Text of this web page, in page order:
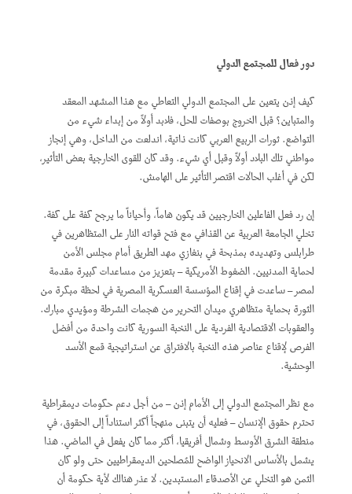
دور فعال للمجتمع الدولي
كيف إذن يتعين على المجتمع الدولي التعاطي مع هذا المشهد المعقد
والمتباين؟ قبل الخروج بوصفات للحل، فلابد أولاً من إبداء شيء من
التواضع. ثورات الربيع العربي كانت ذاتية، اندلعت من الداخل، وهي إنجاز
مواطني تلك البلاد أولاً وقبل أي شيء. وقد كان للقوى الخارجية بعض التأثير،
لكن في أغلب الحالات اقتصر التأثير على الهامش.
إن رد فعل الفاعلين الخارجيين قد يكون هاماً، وأحياناً ما يرجح كفة على كفة.
تخلي الجامعة العربية عن القذافي مع فتح قواته النار على المتظاهرين في
طرابلس وتهديده بمذبحة في بنغازي مهد الطريق أمام مجلس الأمن
لحماية المدنيين. الضغوط الأمريكية – بتعزيز من مساعدات كبيرة مقدمة
لمصر – ساعدت في إقناع المؤسسة العسكرية المصرية في لحظة مبكرة من
الثورة بحماية متظاهري ميدان التحرير من هجمات الشرطة ومؤيدي مبارك.
والعقوبات الاقتصادية الفردية على النخبة السورية كانت واحدة من أفضل
الفرص لإقناع عناصر هذه النخبة بالافتراق عن استراتيجية قمع الأسد
الوحشية.
مع نظر المجتمع الدولي إلى الأمام إذن – من أجل دعم حكومات ديمقراطية
تحترم حقوق الإنسان – فعليه أن يتبنى منهجاً أكثر استناداً إلى الحقوق، في
منطقة الشرق الأوسط وشمال أفريقيا، أكثر مما كان يفعل في الماضي. هذا
يشمل بالأساس الانحياز الواضح للمُصلحين الديمقراطيين حتى ولو كان
الثمن هو التخلي عن الأصدقاء المستبدين. لا عذر هنالك لأية حكومة أن